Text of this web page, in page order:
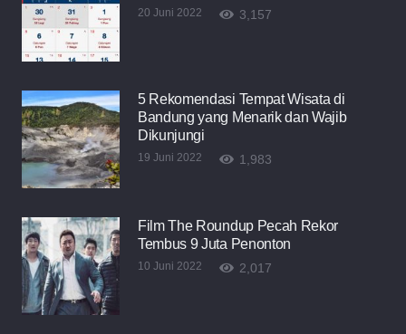
20 Juni 2022 3,157
5 Rekomendasi Tempat Wisata di
Bandung yang Menarik dan Wajib
Dikunjungi
19 Juni 2022 1,983
Film The Roundup Pecah Rekor
Tembus 9 Juta Penonton
10 Juni 2022 2,017